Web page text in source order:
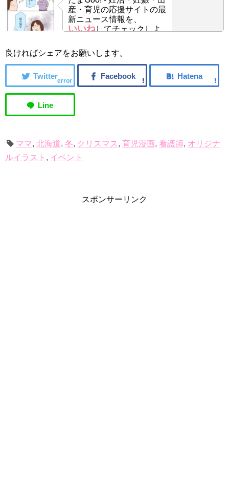
産・育児の応援サイトの最
新ニュース情報を、
いいねしてチェックしよ
良ければシェアをお願いします。
error
ママ, 北海道, 冬, クリスマス , 育児漫画, 看護師, オリジナ
ルイラスト , イベント
スポンサーリンク